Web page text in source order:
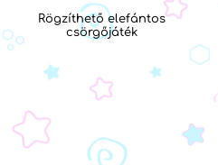
Rögzíthető elefántos
csörgőjáték